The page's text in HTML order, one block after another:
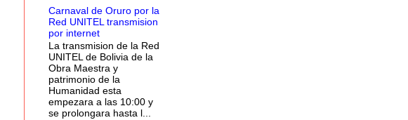
Carnaval de Oruro por la
Red UNITEL transmision
por internet
La transmision de la Red
UNITEL de Bolivia de la
Obra Maestra y
patrimonio de la
Humanidad esta
empezara a las 10:00 y
se prolongara hasta l...